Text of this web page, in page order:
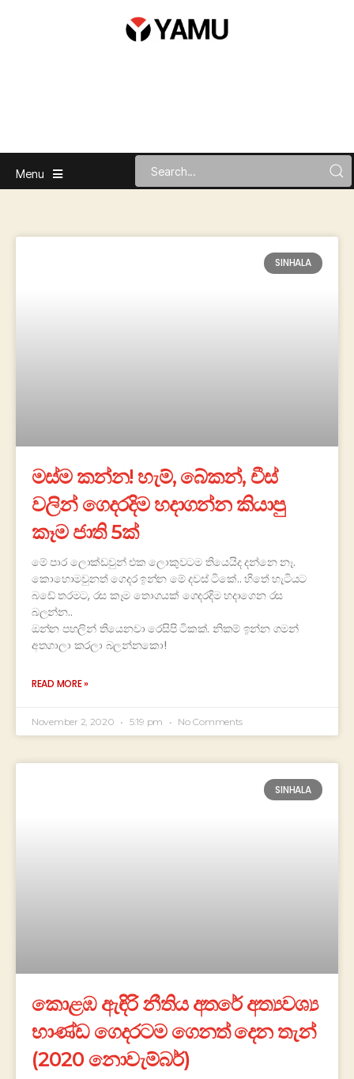
Menu
SINHALA
මස්ම කන්න! හැම්, බේකන්, චීස්
වලින් ගෙදරදිම හදාගන්න කියාපු
කෑම ජාති 5ක්
මේ පාර ලොක්ඩවුන් එක ලොකුවටම තියෙයිද දන්නෙ නෑ.
කොහොමවුනත් ගෙදර ඉන්න මේ දවස් ටිකේ.. හිතේ හැටියට
බඩේ තරමට, රස කෑම තොගයක් ගෙදරදිම හදාගෙන රස
බලන්න..
ඔන්න පහලින් තියෙනවා රෙසිපි ටිකක්. නිකම් ඉන්න ගමන්
අතගාලා කරලා බලන්නකො!
READ MORE »
November 2, 2020 5:19 pm No Comments
SINHALA
කොළඹ ඇඳිරි නීතිය අතරේ අත්‍යවශ්‍ය
භාණ්ඩ ගෙදරටම ගෙනත් දෙන තැන්
(2020 නොවැම්බර්)